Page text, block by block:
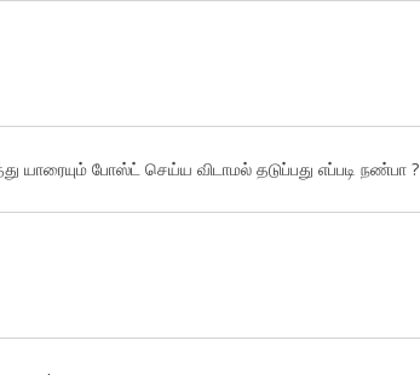
யாரையும் போஸ்ட் செய்ய விடாமல் தடுப்பது எப்படி நண்பா ?